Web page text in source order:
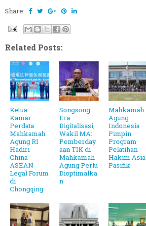
Share:
Related Posts:
Ketua
Kamar
Perdata
Mahkamah
Agung RI
Hadiri
China-
ASEAN
Legal Forum
di
Chongqing
Songsong
Era
Digitalisasi,
Wakil MA:
Pemberday
aan TIK di
Mahkamah
Agung Perlu
Dioptimalka
n
Mahkamah
Agung
Indonesia
Pimpin
Program
Pelatihan
Hakim Asia
Pasifik